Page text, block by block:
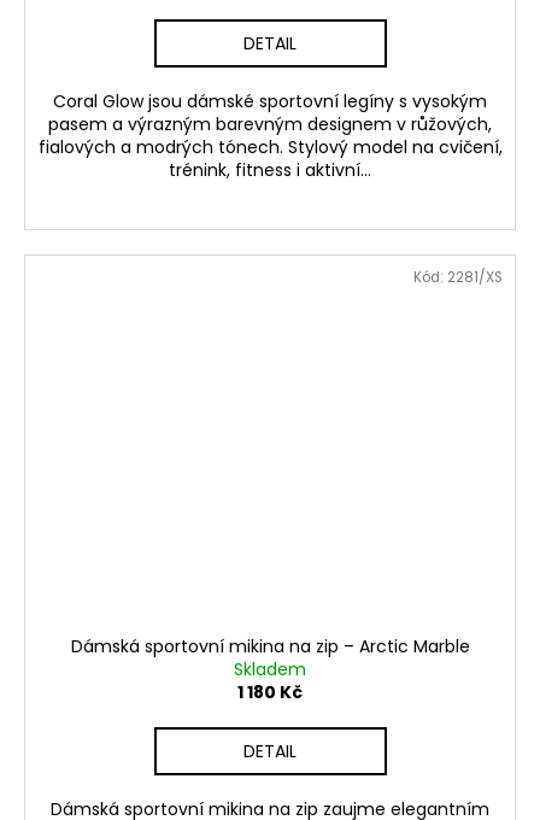
DETAIL
Coral Glow jsou dámské sportovní legíny s vysokým
pasem a výrazným barevným designem v růžových,
fialových a modrých tónech. Stylový model na cvičení,
trénink, fitness i aktivní...
Dámská sportovní mikina na zip – Arctic Marble
Skladem
1 180 Kč
DETAIL
Dámská sportovní mikina na zip zaujme elegantním
Kód: 2281/XS